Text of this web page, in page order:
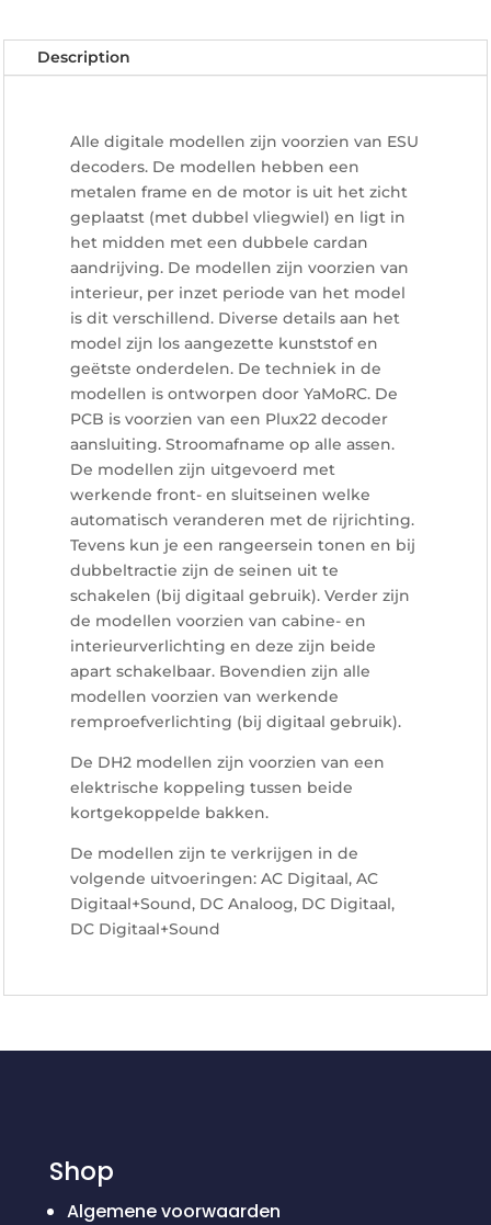
Description
Alle digitale modellen zijn voorzien van ESU
decoders. De modellen hebben een
metalen frame en de motor is uit het zicht
geplaatst (met dubbel vliegwiel) en ligt in
het midden met een dubbele cardan
aandrijving. De modellen zijn voorzien van
interieur, per inzet periode van het model
is dit verschillend. Diverse details aan het
model zijn los aangezette kunststof en
geëtste onderdelen. De techniek in de
modellen is ontworpen door YaMoRC. De
PCB is voorzien van een Plux22 decoder
aansluiting. Stroomafname op alle assen.
De modellen zijn uitgevoerd met
werkende front- en sluitseinen welke
automatisch veranderen met de rijrichting.
Tevens kun je een rangeersein tonen en bij
dubbeltractie zijn de seinen uit te
schakelen (bij digitaal gebruik). Verder zijn
de modellen voorzien van cabine- en
interieurverlichting en deze zijn beide
apart schakelbaar. Bovendien zijn alle
modellen voorzien van werkende
remproefverlichting (bij digitaal gebruik).
De DH2 modellen zijn voorzien van een
elektrische koppeling tussen beide
kortgekoppelde bakken.
De modellen zijn te verkrijgen in de
volgende uitvoeringen: AC Digitaal, AC
Digitaal+Sound, DC Analoog, DC Digitaal,
DC Digitaal+Sound
Shop
Algemene voorwaarden